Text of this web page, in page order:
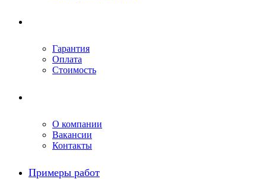
Гарантия
Оплата
Стоимость
О компании
Вакансии
Контакты
Примеры работ